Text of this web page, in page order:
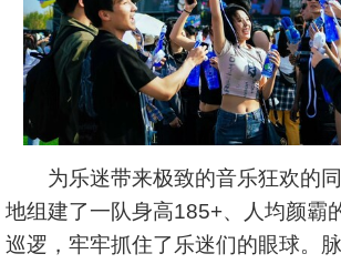
为乐迷带来极致的音乐狂欢的同
地组建了一队身高185+、人均颜霸
巡逻，牢牢抓住了乐迷们的眼球。